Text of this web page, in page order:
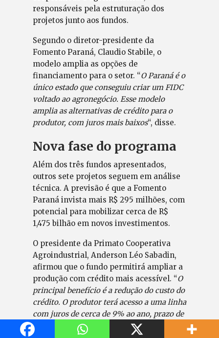
responsáveis pela estruturação dos
projetos junto aos fundos.
Segundo o diretor-presidente da
Fomento Paraná, Claudio Stabile, o
modelo amplia as opções de
financiamento para o setor. “O Paraná é o
único estado que conseguiu criar um FIDC
voltado ao agronegócio. Esse modelo
amplia as alternativas de crédito para o
produtor, com juros mais baixos“, disse.
Nova fase do programa
Além dos três fundos apresentados,
outros sete projetos seguem em análise
técnica. A previsão é que a Fomento
Paraná invista mais R$ 295 milhões, com
potencial para mobilizar cerca de R$
1,475 bilhão em novos investimentos.
O presidente da Primato Cooperativa
Agroindustrial, Anderson Léo Sabadin,
afirmou que o fundo permitirá ampliar a
produção com crédito mais acessível. “O
principal benefício é a redução do custo do
crédito. O produtor terá acesso a uma linha
com juros de cerca de 9% ao ano, prazo de
dez anos para pagamento e dois anos de